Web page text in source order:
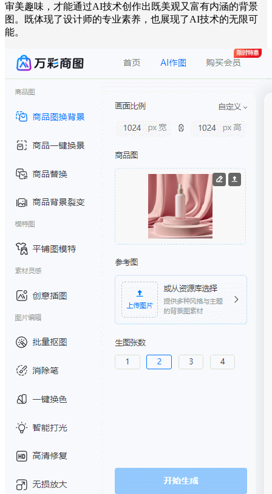
审美趣味，才能通过AI技术创作出既美观又富有内涵的背景
图。既体现了设计师的专业素养，也展现了AI技术的无限可
能。